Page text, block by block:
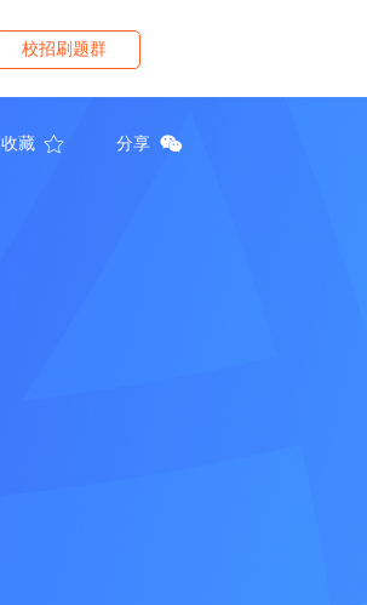
校招刷题群
收藏 分享